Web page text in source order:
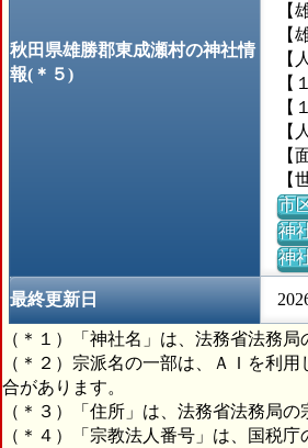
秋田県雄勝郡東成瀬村の神社情
報(＊５)
【
【
【
【
【
【
【
【
市
神
神
最終更新日
（＊１）「神社名」は、法務省法務
（＊２）宗派名の一部は、ＡＩを利
合があります。
（＊３）「住所」は、法務省法務局
（＊４）「宗教法人番号」は、国税